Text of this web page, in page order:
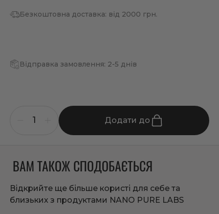
Безкоштовна доставка: від 2000 грн.
Відправка замовлення: 2-5 днів
Додати до
ВАМ ТАКОЖ СПОДОБАЄТЬСЯ
Відкрийте ще більше користі для себе та
близьких з продуктами NANO PURE LABS